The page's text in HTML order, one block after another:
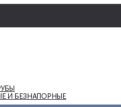
И БЕЗНАПОРНЫЕ